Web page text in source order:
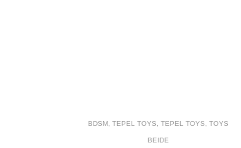
BDSM,TEPEL TOYS,TEPEL TOYS,TOYS
BEIDE